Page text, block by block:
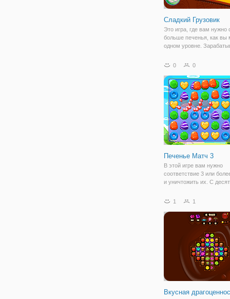
Сладкий Грузовик
Это игра, где вам нужно
больше печенья, как вы
одном уровне.
Управляйте
Пройти все уровни
0 0
Печенье Матч 3
В этой игре вам нужно
соответствие 3 или
и уничтожить их. С
В каждом уровне есть
Пройти все уровни и
наслаждаться игрой.
1 1
Вкусная